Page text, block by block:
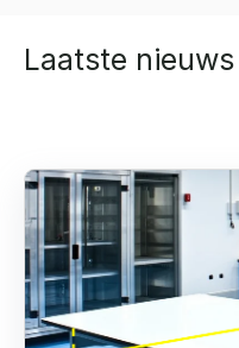
Laatste nieuws